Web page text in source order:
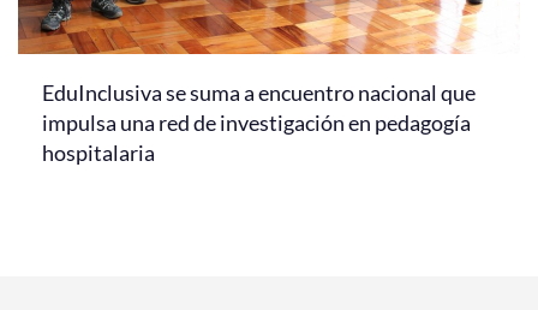
EduInclusiva se suma a encuentro nacional que
impulsa una red de investigación en pedagogía
hospitalaria